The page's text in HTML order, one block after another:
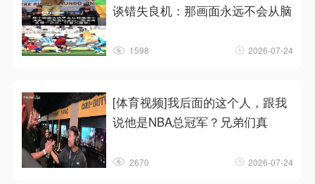
谈错失良机：那画面永远不会从脑
1598 2026-07-24
[体育视频]我后面的这个人，跟我
说他是NBA总冠军？兄弟们真
2670 2026-07-24